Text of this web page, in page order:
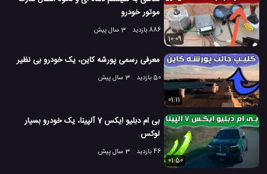
موتور خودرو
886 بازدید
3 سال پیش
10:09
معرفی رسمی پورشه کاین، یک خودرو بی نظیر
50 بازدید 3 سال پیش
01:11
بی ام دبلیو ایکس 7 آلپینا، یک خودرو بسیار
لوکس
46 بازدید
3 سال پیش
01:50